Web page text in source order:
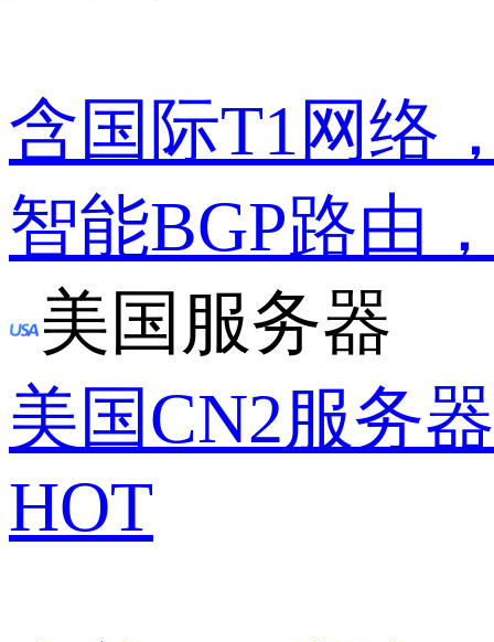
含国际T1网络
智能BGP路由
美国服务器
美国CN2服务器
HOT